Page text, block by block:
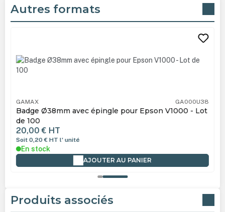
Autres formats
GAMAX GA000U38
Badge Ø38mm avec épingle pour Epson V1000 - Lot
de 100
20,00 € HT
Soit 0,20 € HT l' unité
En stock
AJOUTER AU PANIER
Produits associés